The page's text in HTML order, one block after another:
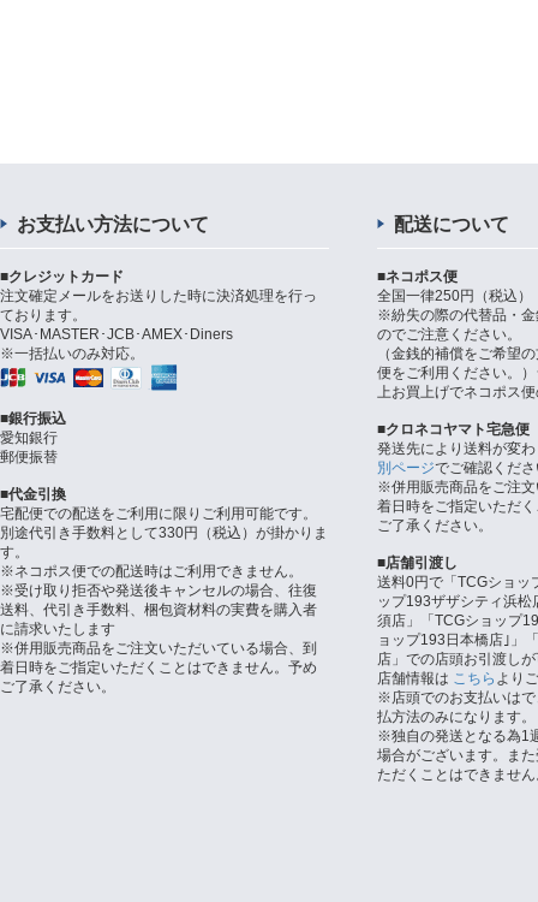
お支払い方法について
■クレジットカード
注文確定メールをお送りした時に決済処理を行っ
ております。
VISA･MASTER･JCB･AMEX･Diners
※一括払いのみ対応。
■銀行振込
愛知銀行
郵便振替
■代金引換
宅配便での配送をご利用に限りご利用可能です。
別途代引き手数料として330円（税込）が掛かりま
す。
※ネコポス便での配送時はご利用できません。
※受け取り拒否や発送後キャンセルの場合、往復
送料、代引き手数料、梱包資材料の実費を購入者
に請求いたします
※併用販売商品をご注文いただいている場合、到
着日時をご指定いただくことはできません。予め
ご了承ください。
配送について
■ネコポス便
全国一律250円（税込）
※紛失の際の代替品・
のでご注意ください。
（金銭的補償をご希望
便をご利用ください。
上お買上げでネコポス
■クロネコヤマト宅急便
発送先により送料が変
別ページでご確認くだ
※併用販売商品をご注
着日時をご指定いただ
ご了承ください。
■店舗引渡し
送料0円で「TCGショッ
ップ193ザザシティ浜
須店」「TCGショップ
ョップ193日本橋店｣」
店」での店頭お引渡し
店舗情報は こちら より
※店頭でのお支払いは
払方法のみになります。
※独自の発送となる為1
場合がございます。ま
ただくことはできませ